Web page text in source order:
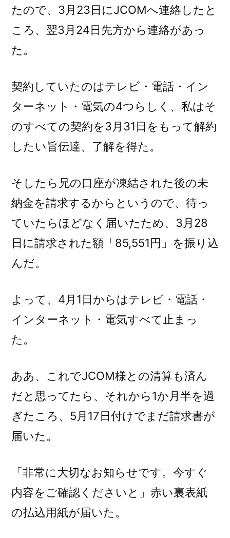
たので、3月23日にJCOMへ連絡したと
ころ、翌3月24日先方から連絡があっ
た。
契約していたのはテレビ・電話・イン
ターネット・電気の4つらしく、私はそ
のすべての契約を3月31日をもって解約
したい旨伝達、了解を得た。
そしたら兄の口座が凍結された後の未
納金を請求するからというので、待っ
ていたらほどなく届いたため、3月28
日に請求された額「85,551円」を振り込
んだ。
よって、4月1日からはテレビ・電話・
インターネット・電気すべて止まっ
た。
ああ、これでJCOM様との清算も済ん
だと思ってたら、それから1か月半を過
ぎたころ、5月17日付けでまだ請求書が
届いた。
「非常に大切なお知らせです。今すぐ
内容をご確認くださいと」赤い裏表紙
の払込用紙が届いた。